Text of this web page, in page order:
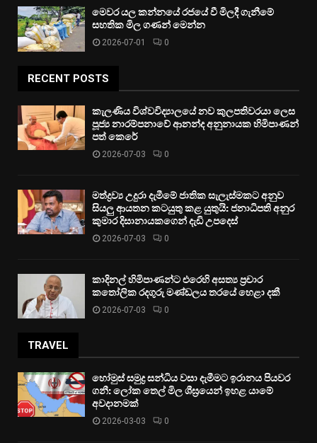
මෙවර යල කන්නයේ රජයේ වී මිලදී ගැනීමේ
සහතික මිල ගණන් මෙන්න
2026-07-01 0
RECENT POSTS
කැලණිය විශ්වවිද්‍යාලයේ නව කුලපතිවරයා ලෙස
පූජ්‍ය නාරම්පනාවේ ආනන්ද අනුනායක හිමිපාණන්
පත් කෙරේ
2026-07-03 0
මත්ද්‍රව්‍ය උදුරා දැමීමේ ජාතික සැලැස්මකට අනුව
සියලු ආයතන කටයුතු කළ යුතුයි: ජනාධිපති අනුර
කුමාර දිසානායකගෙන් දැඩි උපදෙස්
2026-07-03 0
කාදිනල් හිමිපාණන්ට එරෙහි අසත්‍ය ප්‍රචාර
කතෝලික රදගුරු මණ්ඩලය තරයේ හෙළා දකී
2026-07-03 0
TRAVEL
හෝමුස් සමුද්‍ර සන්ධිය වසා දැමීමට ඉරානය පියවර
ගනී: ලෝක තෙල් මිල ශීඝ්‍රයෙන් ඉහළ යාමේ
අවදානමක්
2026-03-03 0